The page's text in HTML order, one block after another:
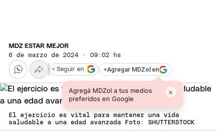
MDZ ESTAR MEJOR
6 de marzo de 2024 · 09:02 hs
+Agregar MDZol en
Agregá MDZol a tus medios
preferidos en Google
×
+ Seguir en
El ejercicio es vital para mantener una vida
saludable a una edad avanzada Foto: SHUTTERSTOCK